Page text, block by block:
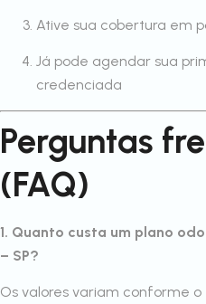
Ative sua cobertura em
Já pode agendar sua
credenciada
Perguntas
(FAQ)
1. Quanto custa um plano
– SP?
Os valores variam conforme